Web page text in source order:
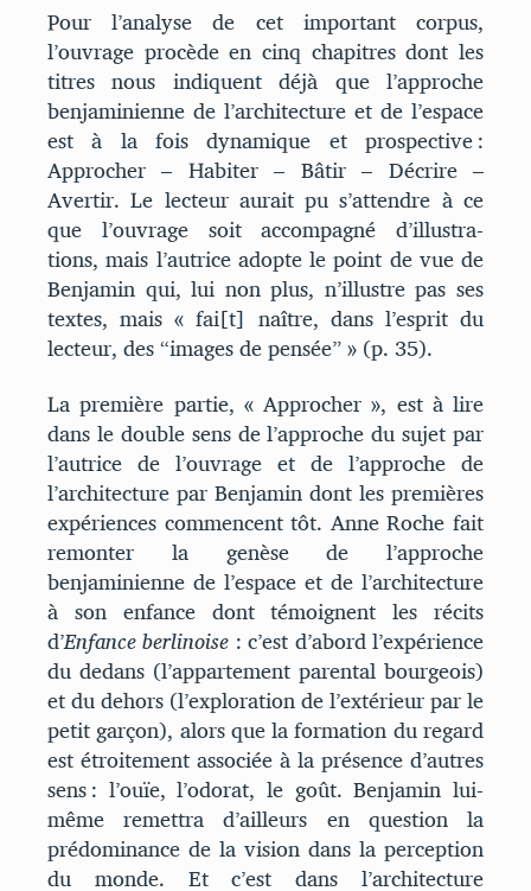
Pour l’analyse de cet important corpus,
l’ouvrage procède en cinq chapitres dont les
titres nous indiquent déjà que l’approche
benjaminienne de l’architecture et de l’espace
est à la fois dynamique et prospective :
Approcher – Habiter – Bâtir – Décrire –
Avertir. Le lecteur aurait pu s’attendre à ce
que l’ouvrage soit accompagné d’illustra-
tions, mais l’autrice adopte le point de vue de
Benjamin qui, lui non plus, n’illustre pas ses
textes, mais « fai[t] naître, dans l’esprit du
lecteur, des “images de pensée” » (p. 35).
La première partie, « Approcher », est à lire
dans le double sens de l’approche du sujet par
l’autrice de l’ouvrage et de l’approche de
l’architecture par Benjamin dont les premières
expériences commencent tôt. Anne Roche fait
remonter la genèse de l’approche
benjaminienne de l’espace et de l’architecture
à son enfance dont témoignent les récits
d’Enfance berlinoise : c’est d’abord l’expérience
du dedans (l’appartement parental bourgeois)
et du dehors (l’exploration de l’extérieur par le
petit garçon), alors que la formation du regard
est étroitement associée à la présence d’autres
sens : l’ouïe, l’odorat, le goût. Benjamin lui-
même remettra d’ailleurs en question la
prédominance de la vision dans la perception
du monde. Et c’est dans l’architecture